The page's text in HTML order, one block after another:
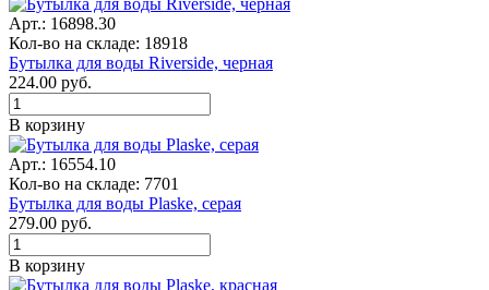
Арт.: 16898.30
Кол-во на складе: 18918
Бутылка для воды Riverside, черная
224.00 руб.
В корзину
Арт.: 16554.10
Кол-во на складе: 7701
Бутылка для воды Plaske, серая
279.00 руб.
В корзину